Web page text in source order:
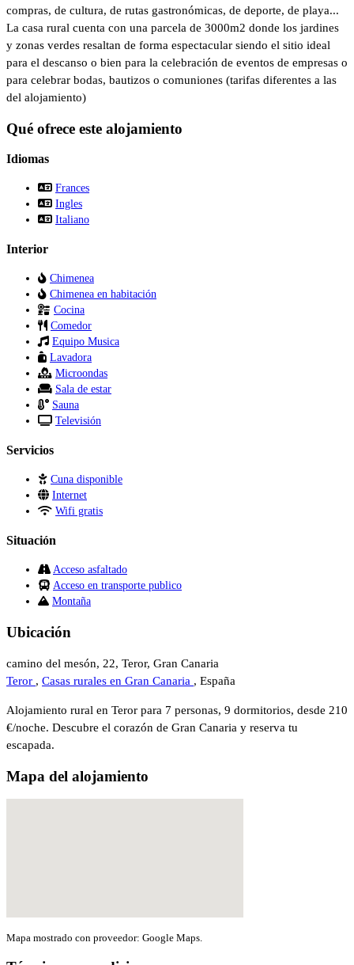
compras, de cultura, de rutas gastronómicas, de deporte, de playa...
La casa rural cuenta con una parcela de 3000m2 donde los jardines
y zonas verdes resaltan de forma espectacular siendo el sitio ideal
para el descanso o bien para la celebración de eventos de empresas o
para celebrar bodas, bautizos o comuniones (tarifas diferentes a las
del alojamiento)
Qué ofrece este alojamiento
Idiomas
Frances
Ingles
Italiano
Interior
Chimenea
Chimenea en habitación
Cocina
Comedor
Equipo Musica
Lavadora
Microondas
Sala de estar
Sauna
Televisión
Servicios
Cuna disponible
Internet
Wifi gratis
Situación
Acceso asfaltado
Acceso en transporte publico
Montaña
Ubicación
camino del mesón, 22, Teror, Gran Canaria
Teror , Casas rurales en Gran Canaria , España
Alojamiento rural en Teror para 7 personas, 9 dormitorios, desde 210
€/noche. Descubre el corazón de Gran Canaria y reserva tu
escapada.
Mapa del alojamiento
Mapa mostrado con proveedor: Google Maps.